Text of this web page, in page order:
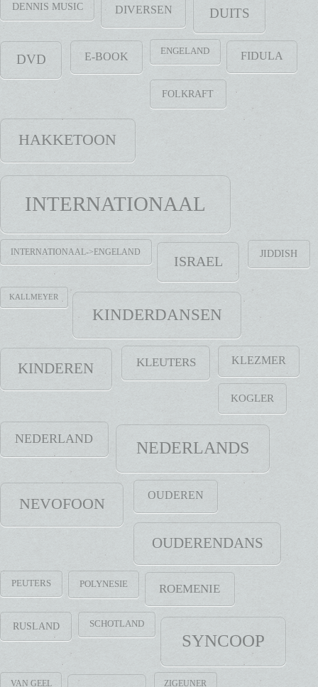
DENNIS MUSIC DIVERSEN DUITS
DVD E-BOOK ENGELAND FIDULA
FOLKRAFT
HAKKETOON
INTERNATIONAAL
INTERNATIONAAL->ENGELAND
ISRAEL
JIDDISH
KALLMEYER
KINDERDANSEN
KINDEREN KLEUTERS KLEZMER
KOGLER
NEDERLAND NEDERLANDS
NEVOFOON OUDEREN
OUDERENDANS
PEUTERS POLYNESIE ROEMENIE
RUSLAND SCHOTLAND
SYNCOOP
VAN GEEL ZIGEUNER